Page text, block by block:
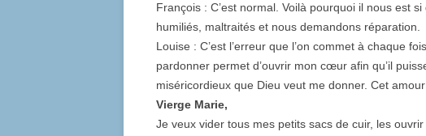
François : C’est normal. Voilà pourquoi il nous est
humiliés, maltraités et nous demandons réparation.
Louise : C’est l’erreur que l’on commet à chaque
pardonner permet d’ouvrir mon cœur afin qu’il
miséricordieux que Dieu veut me donner. Cet
Vierge Marie,
Je veux vider tous mes petits sacs de cuir, les